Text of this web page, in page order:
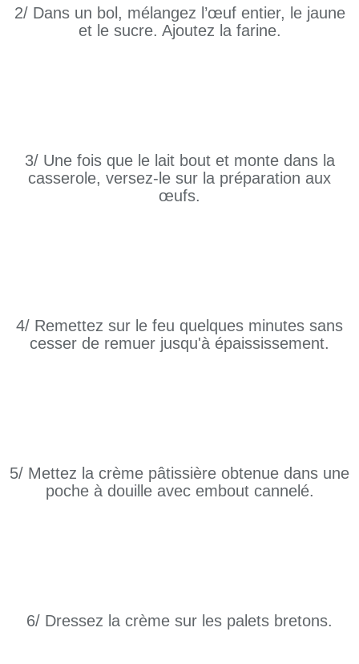
2/ Dans un bol, mélangez l’œuf entier, le jaune
et le sucre. Ajoutez la farine.
3/ Une fois que le lait bout et monte dans la
casserole, versez-le sur la préparation aux
œufs.
4/ Remettez sur le feu quelques minutes sans
cesser de remuer jusqu'à épaississement.
5/ Mettez la crème pâtissière obtenue dans une
poche à douille avec embout cannelé.
6/ Dressez la crème sur les palets bretons.